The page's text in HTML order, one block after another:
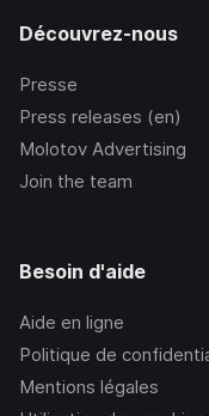
Découvrez-nous
Presse
Press releases (en)
Molotov Advertising
Join the team
Besoin d'aide
Aide en ligne
Politique de
Mentions légales